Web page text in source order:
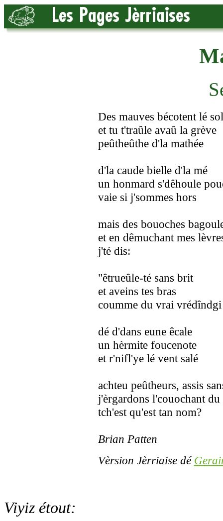
Des mauves bécotent lé
et tu t'traûle avaû la grève
peûtheûthe d'la mathée
d'la caude bielle d'la mé
un honmard s'dêhoule
vaie si j'sommes hors
mais des bouoches
et en dêmuchant mes
j'té dis:
"êtrueûle-té sans brit
et aveins tes bras
coumme du vrai
dé d'dans eune êcale
un hèrmite foucenote
et r'nifl'ye lé vent salé
achteu peûtheurs, assis
j'èrgardons l'couochant du
tch'est qu'est tan nom?
Brian Patten
Vèrsion Jèrriaise dé
Viyiz étout: